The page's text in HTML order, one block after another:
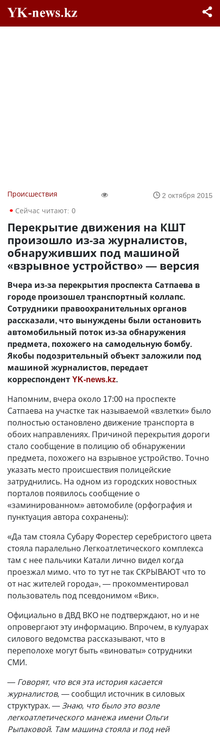
Происшествия
2 октября 2015
Сейчас читают: 0
Перекрытие движения на КШТ
произошло из-за журналистов,
обнаруживших под машиной
«взрывное устройство» — версия
Вчера из-за перекрытия проспекта Сатпаева в
городе произошел транспортный коллапс.
Сотрудники правоохранительных органов
рассказали, что вынуждены были остановить
автомобильный поток из-за обнаружения
предмета, похожего на самодельную бомбу.
Якобы подозрительный объект заложили под
машиной журналистов, передает
корреспондентYK-news.kz.
Напомним, вчера около 17:00 на проспекте
Сатпаева на участке так называемой «взлетки» было
полностью остановлено движение транспорта в
обоих направлениях. Причиной перекрытия дороги
стало сообщение в полицию об обнаружении
предмета, похожего на взрывное устройство. Точно
указать место происшествия полицейские
затруднились. На одном из городских новостных
порталов появилось сообщение о
«заминированном» автомобиле (орфография и
пунктуация автора сохранены):
«Да там стояла Субару Форестер серебристого цвета
стояла паралельно Легкоатлетического комплекса
там с нее пальчики Катали лично видел когда
проезжал мимо. что то тут не так СКРЫВАЮТ что то
от нас жителей города», — прокомментировал
пользователь под псевдонимом «Вик».
Официально в ДВД ВКО не подтверждают, но и не
опровергают эту информацию. Впрочем, в кулуарах
силового ведомства рассказывают, что в
переполохе могут быть «виноваты» сотрудники
СМИ.
— Говорят, что вся эта история касается
журналистов, — сообщил источник в силовых
структурах. — Знаю, что было это возле
легкоатлетического манежа имени Ольги
Рыпаковой. Там машина стояла и под ней